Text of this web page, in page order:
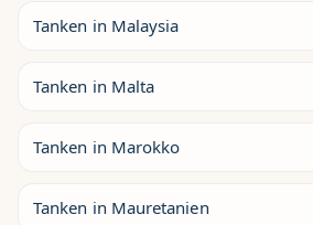
Tanken in Malaysia
Tanken in Malta
Tanken in Marokko
Tanken in Mauretanien